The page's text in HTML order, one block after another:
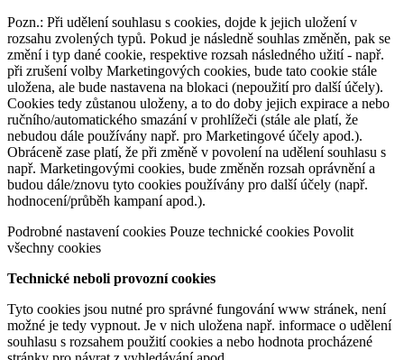
Pozn.: Při udělení souhlasu s cookies, dojde k jejich uložení v
rozsahu zvolených typů. Pokud je následně souhlas změněn, pak se
změní i typ dané cookie, respektive rozsah následného užití - např.
při zrušení volby Marketingových cookies, bude tato cookie stále
uložena, ale bude nastavena na blokaci (nepoužití pro další účely).
Cookies tedy zůstanou uloženy, a to do doby jejich expirace a nebo
ručního/automatického smazání v prohlížeči (stále ale platí, že
nebudou dále používány např. pro Marketingové účely apod.).
Obráceně zase platí, že při změně v povolení na udělení souhlasu s
např. Marketingovými cookies, bude změněn rozsah oprávnění a
budou dále/znovu tyto cookies používány pro další účely (např.
hodnocení/průběh kampaní apod.).
Podrobné nastavení cookies Pouze technické cookies Povolit
všechny cookies
Technické neboli provozní cookies
Tyto cookies jsou nutné pro správné fungování www stránek, není
možné je tedy vypnout. Je v nich uložena např. informace o udělení
souhlasu s rozsahem použití cookies a nebo hodnota procházené